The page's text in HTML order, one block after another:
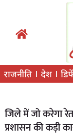
राजनीति देश
जिले में जो करेगा
प्रशासन की कड़ी